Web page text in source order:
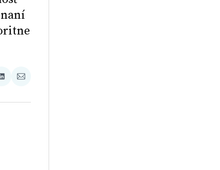
Zdieľať
LinkedIne
Zdieľať
E-